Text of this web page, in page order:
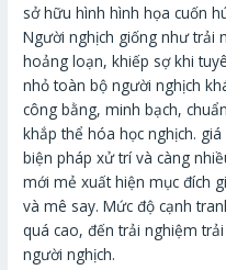
sở hữu hình hình họa cuốn
Người nghịch giống như trải
hoảng loạn, khiếp sợ khi
nhỏ toàn bộ người nghịch
công bằng, minh bạch,
khắp thể hóa học nghịch.
biện pháp xử trí và càng
mới mẻ xuất hiện mục đích
và mê say. Mức độ cạnh
quá cao, đến trải nghiệm
người nghịch.